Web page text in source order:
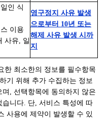
인 식
이용
사유, 일
영구정지 사유 발생
으로부터 10년 또는
해제 사유 발생 시까
지
최소한의 정보를 필수항목
기 위해 추가 수집하는 정보
, 선택항목에 동의하지 않은
니다. 단, 서비스 특성에 따
사용에 제약이 발생할 수 있